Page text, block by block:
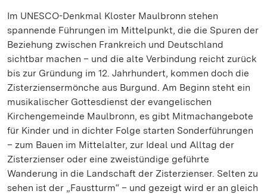
Im UNESCO-Denkmal Kloster Maulbronn stehen
spannende Führungen im Mittelpunkt, die die Spuren der
Beziehung zwischen Frankreich und Deutschland
sichtbar machen – und die alte Verbindung reicht zurück
bis zur Gründung im 12. Jahrhundert, kommen doch die
Zisterziensermönche aus Burgund. Am Beginn steht ein
musikalischer Gottesdienst der evangelischen
Kirchengemeinde Maulbronn, es gibt Mitmachangebote
für Kinder und in dichter Folge starten Sonderführungen
– zum Bauen im Mittelalter, zur Ideal und Alltag der
Zisterzienser oder eine zweistündige geführte
Wanderung in die Landschaft der Zisterzienser. Selten zu
sehen ist der „Faustturm“ – und gezeigt wird er an gleich